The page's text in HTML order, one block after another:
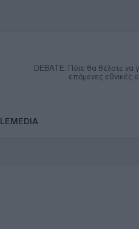
DEBATE: Πότε θα θέλατε να
επόμενες εθνικές
MEDIA